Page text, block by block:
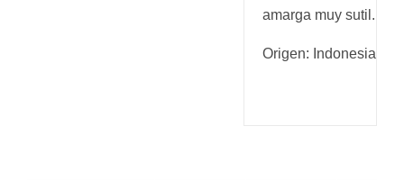
amarga muy sutil.
Origen: Indonesia